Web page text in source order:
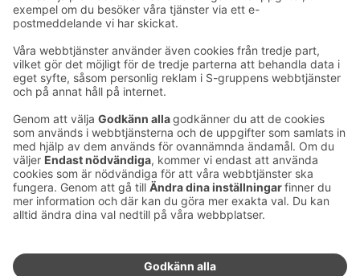
Ta kontakt
Kontaktuppgifter till hotellen
Feedback
Ge feedback
Sokos Hotels nyhetsbrev
nyhetsbrev
Du får Sokos Hotellens senaste
förmåner och nyheter till din e-
post varje månad.
Utmärkelser och certifikat
Sokos Hotels i sociala medier
Sokos
Hotels på
Facebook
Sokos
Hotels på
Instagram
Sokos
Hotels
på
Sokos
Hotels i
Linkedin